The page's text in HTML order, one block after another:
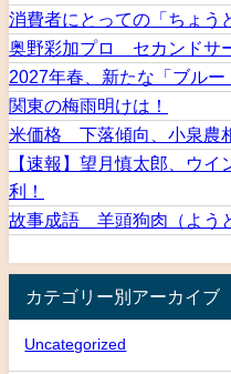
消費者にとっての「ちょう
奥野彩加プロ セカンドサ
2027年春、新たな「ブルー
関東の梅雨明けは！
米価格 下落傾向、小泉農
【速報】望月慎太郎、ウ
利！
故事成語 羊頭狗肉（よう
カテゴリー別アーカイブ
Uncategorized